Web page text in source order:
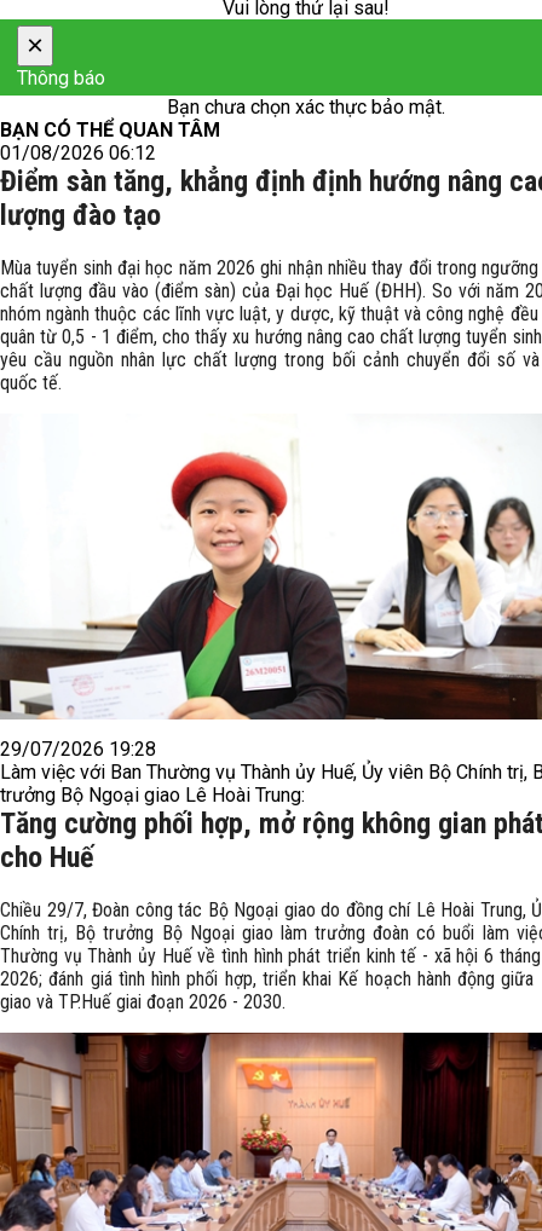
Vui lòng thử lại sau!
×
Thông báo
Bạn chưa chọn xác thực bảo mật.
BẠN CÓ THỂ QUAN TÂM
01/08/2026 06:12
Điểm sàn tăng, khẳng định định hướng nâng
lượng đào tạo
Mùa tuyển sinh đại học năm 2026 ghi nhận nhiều thay đổi trong
chất lượng đầu vào (điểm sàn) của Đại học Huế (ĐHH). So với năm
nhóm ngành thuộc các lĩnh vực luật, y dược, kỹ thuật và công nghệ
quân từ 0,5 - 1 điểm, cho thấy xu hướng nâng cao chất lượng tuyển
yêu cầu nguồn nhân lực chất lượng trong bối cảnh chuyển đổi số
quốc tế.
29/07/2026 19:28
Làm việc với Ban Thường vụ Thành ủy Huế, Ủy viên Bộ Chính trị,
trưởng Bộ Ngoại giao Lê Hoài Trung:
Tăng cường phối hợp, mở rộng không gian
cho Huế
Chiều 29/7, Đoàn công tác Bộ Ngoại giao do đồng chí Lê Hoài Trung,
Chính trị, Bộ trưởng Bộ Ngoại giao làm trưởng đoàn có buổi làm
Thường vụ Thành ủy Huế về tình hình phát triển kinh tế - xã hội 6
2026; đánh giá tình hình phối hợp, triển khai Kế hoạch hành động giữa
giao và TP.Huế giai đoạn 2026 - 2030.